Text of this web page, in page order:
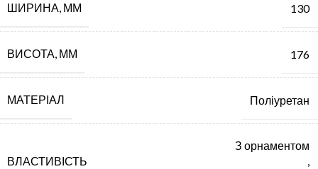
ШИРИНА, ММ 130
ВИСОТА, ММ 176
МАТЕРІАЛ Поліуретан
ВЛАСТИВІСТЬ
З орнаментом
,